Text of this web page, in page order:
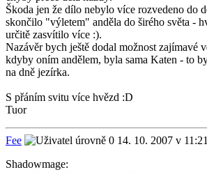
Škoda jen že dílo nebylo více rozvedeno do
skončilo "výletem" anděla do širého světa -
určitě zasvítilo více :).
Nazávěr bych ještě dodal možnost zajímavé
kdyby oním andělem, byla sama Katen - to
na dně jezírka.
S přáním svitu více hvězd :D
Tuor
Fee
14. 10. 2007 v
Shadowmage: